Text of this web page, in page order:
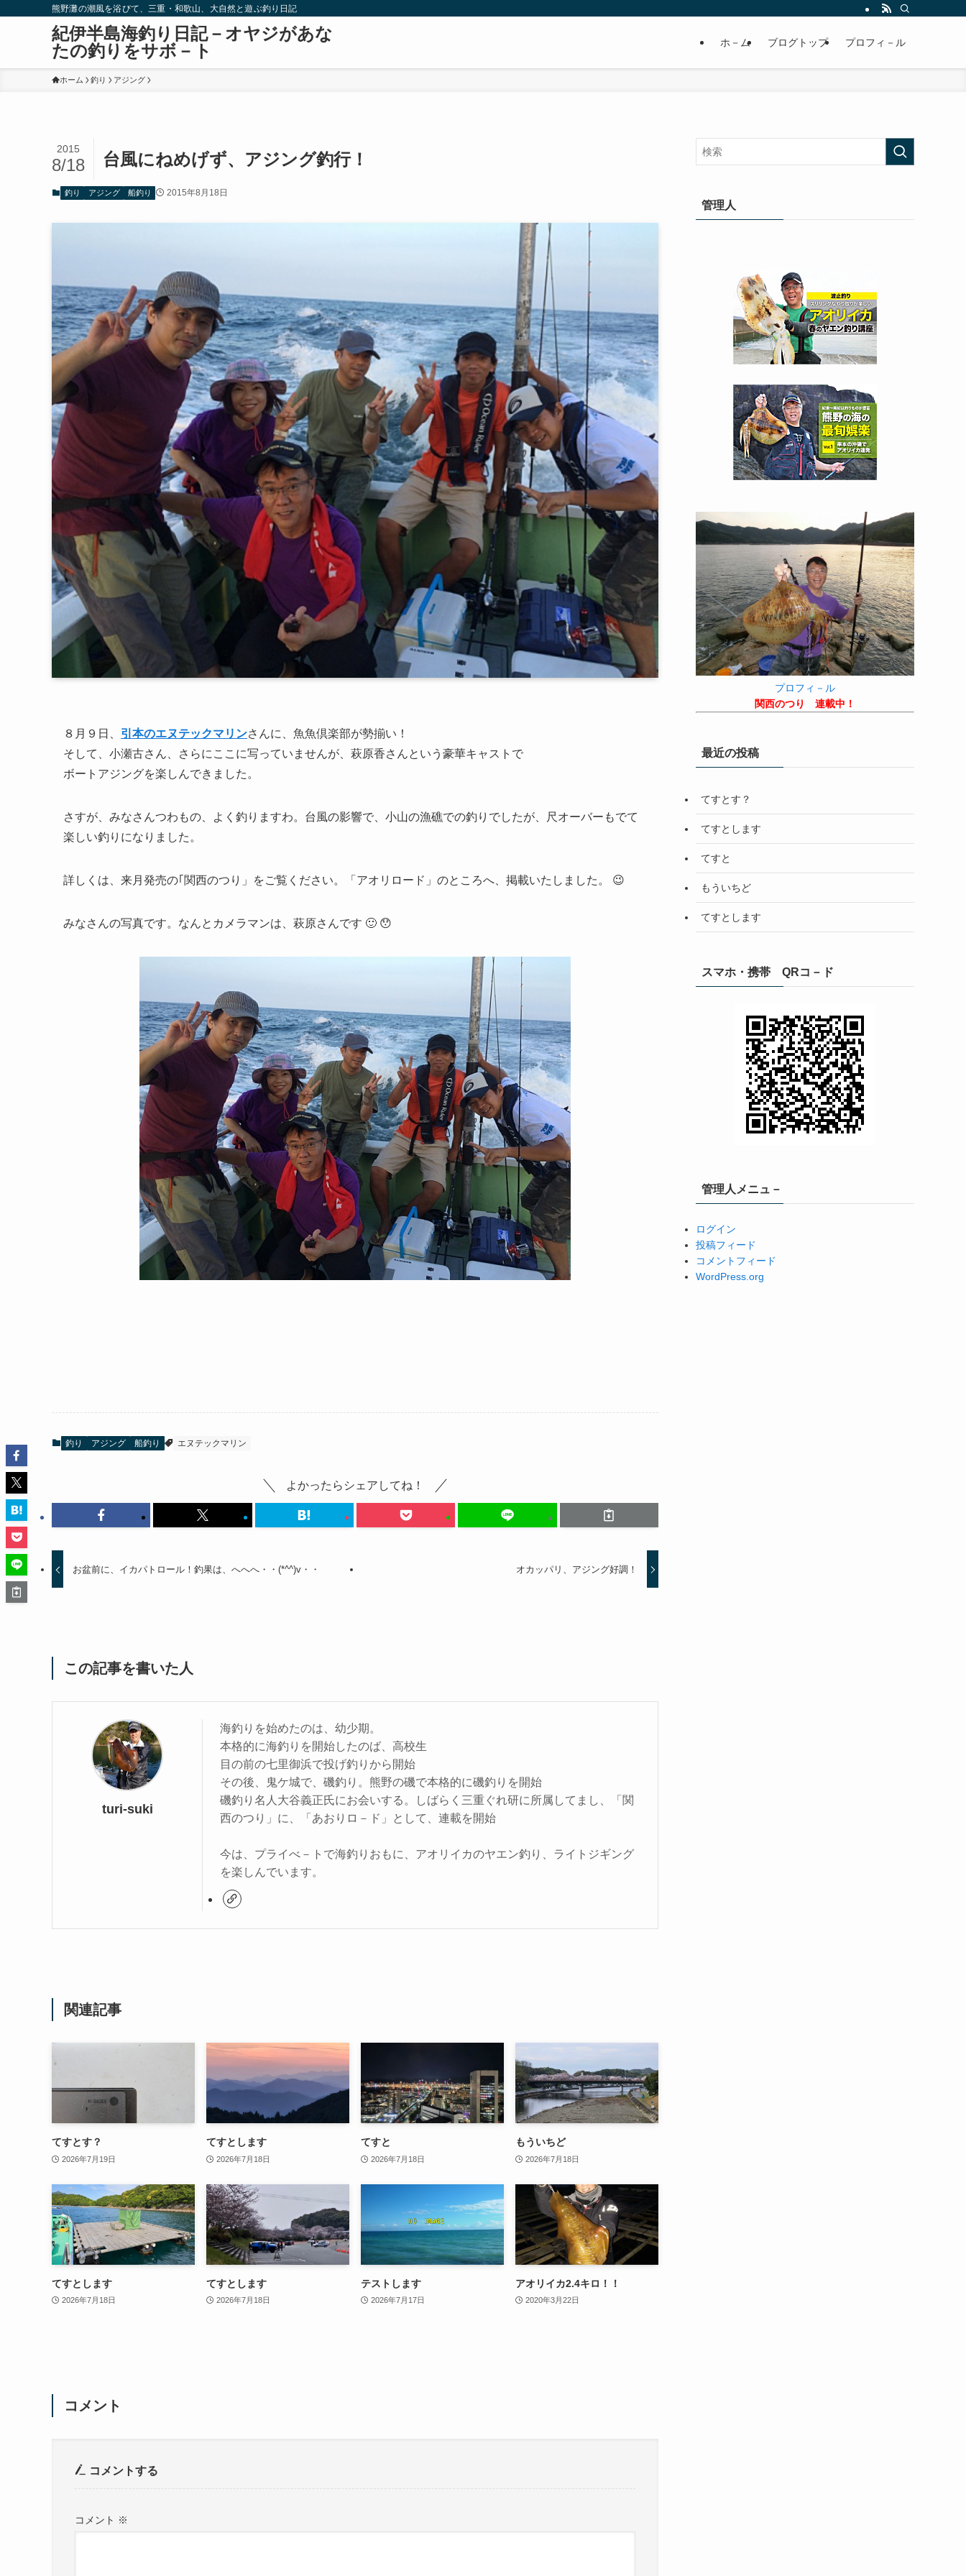
熊野灘の潮風を浴びて、三重・和歌山、大自然と遊ぶ釣り日記
紀伊半島海釣り日記－オヤジがあな
たの釣りをサボ－ト
ホ－ム ブログトップ プロフィ－ル
ホーム 釣り アジング
台風にねめげず、アジング釣行！
2015
8/18
釣り アジング 船釣り 2015年8月18日
８月９日、 引本のエヌテックマリンさんに、魚魚倶楽部が勢揃い！
そして、小瀬古さん、さらにここに写っていませんが、萩原香さんという豪華キャストで
ボートアジングを楽しんできました。
さすが、みなさんつわもの、よく釣りますわ。台風の影響で、小山の漁礁での釣りでしたが、尺オーバーもでて
楽しい釣りになりました。
詳しくは、来月発売の｢関西のつり」をご覧ください。「アオリロード」のところへ、掲載いたしました。 😉
みなさんの写真です。なんとカメラマンは、萩原さんです 🙂 😯
釣り アジング 船釣り エヌテックマリン
よかったらシェアしてね！
お盆前に、イカパトロール！釣果は、へへへ・・(*^^)v・・ オカッパリ、アジング好調！
この記事を書いた人
turi-suki
海釣りを始めたのは、幼少期。
本格的に海釣りを開始したのば、高校生
目の前の七里御浜で投げ釣りから開始
その後、鬼ケ城で、磯釣り。熊野の磯で本格的に磯釣りを開始
磯釣り名人大谷義正氏にお会いする。しばらく三重ぐれ研に所属してまし、「関
西のつり」に、「あおりロ－ド」として、連載を開始
今は、プライべ－トで海釣りおもに、アオリイカのヤエン釣り、ライトジギング
を楽しんでいます。
関連記事
てすとす？
2026年7月19日
てすとします
2026年7月18日
てすと
2026年7月18日
もういちど
2026年7月18日
てすとします
2026年7月18日
てすとします
2026年7月18日
テストします
2026年7月17日
アオリイカ2.4キロ！！
2020年3月22日
コメント
コメントする
コメント ※
管理人
プロフィ－ル
関西のつり 連載中！
最近の投稿
てすとす？
てすとします
てすと
もういちど
てすとします
スマホ・携帯 QRコ－ド
管理人メニュ－
ログイン
投稿フィード
コメントフィード
WordPress.org